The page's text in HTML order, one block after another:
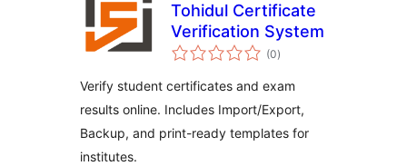
Tohidul Certificate
Verification System
(0celkové
hodnocení
)
Verify student certificates and exam
results online. Includes Import/Export,
Backup, and print-ready templates for
institutes.